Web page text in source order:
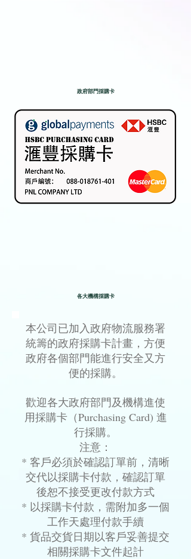
政府部門採購卡
各大機構採購卡
本公司已加入政府物流服務署
統籌的政府採購卡計畫，方便
政府各個部門能進行安全又方
便的採購。
歡迎各大政府部門及機構進使
用採購卡（Purchasing Card) 進
行採購。
注意：
* 客戶必須於確認訂單前，清晰
交代以採購卡付款，確認訂單
後恕不接受更改付款方式
* 以採購卡付款，需附加多一個
工作天處理付款手續
* 貨品交貨日期以客戶妥善提交
相關採購卡文件起計